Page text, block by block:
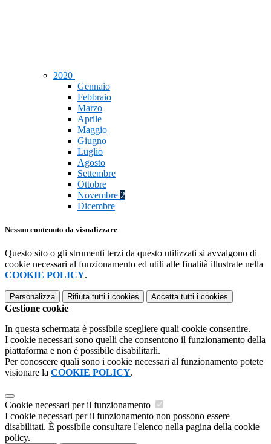
2020
Gennaio
Febbraio
Marzo
Aprile
Maggio
Giugno
Luglio
Agosto
Settembre
Ottobre
Novembre 2
Dicembre
Nessun contenuto da visualizzare
Questo sito o gli strumenti terzi da questo utilizzati si avvalgono di
cookie necessari al funzionamento ed utili alle finalità illustrate nella
COOKIE POLICY.
Personalizza Rifiuta tutti i cookies Accetta tutti i cookies
Gestione cookie
In questa schermata è possibile scegliere quali cookie consentire.
I cookie necessari sono quelli che consentono il funzionamento della
piattaforma e non è possibile disabilitarli.
Per conoscere quali sono i cookie necessari al funzionamento potete
visionare la COOKIE POLICY.
Cookie necessari per il funzionamento
I cookie necessari per il funzionamento non possono essere
disabilitati. È possibile consultare l'elenco nella pagina della cookie
policy.